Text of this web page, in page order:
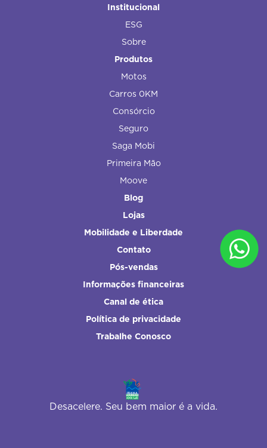
Institucional
ESG
Sobre
Produtos
Motos
Carros 0KM
Consórcio
Seguro
Saga Mobi
Primeira Mão
Moove
Blog
Lojas
Mobilidade e Liberdade
Contato
Pós-vendas
Informações financeiras
Canal de ética
Política de privacidade
Trabalhe Conosco
Desacelere. Seu bem maior é a vida.